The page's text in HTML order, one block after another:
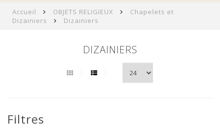
Accueil OBJETS RELIGIEUX
Chapelets et
Dizainiers
Dizainiers
DIZAINIERS
Filtres